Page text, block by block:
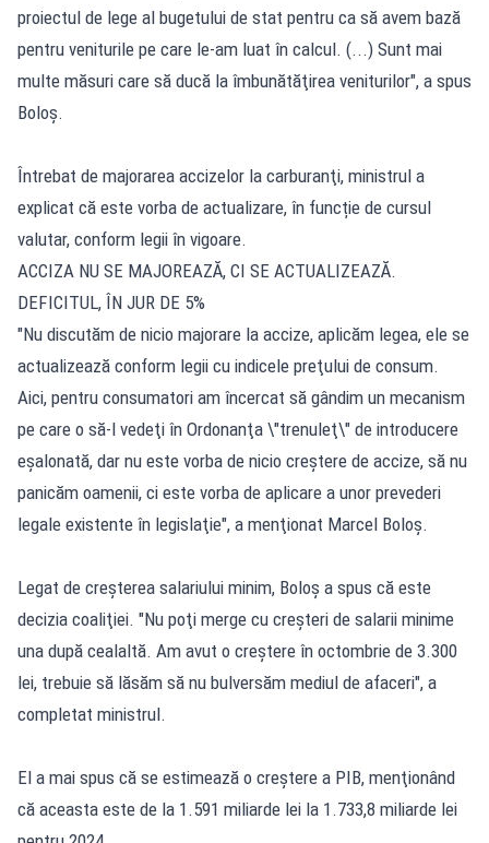
proiectul de lege al bugetului de stat pentru ca să avem bază
pentru veniturile pe care le-am luat în calcul. (...) Sunt mai
multe măsuri care să ducă la îmbunătăţirea veniturilor", a spus
Boloş.
Întrebat de majorarea accizelor la carburanţi, ministrul a
explicat că este vorba de actualizare, în funcție de cursul
valutar, conform legii în vigoare.
ACCIZA NU SE MAJOREAZĂ, CI SE ACTUALIZEAZĂ.
DEFICITUL, ÎN JUR DE 5%
"Nu discutăm de nicio majorare la accize, aplicăm legea, ele se
actualizează conform legii cu indicele preţului de consum.
Aici, pentru consumatori am încercat să gândim un mecanism
pe care o să-l vedeţi în Ordonanţa \"trenuleţ\" de introducere
eşalonată, dar nu este vorba de nicio creştere de accize, să nu
panicăm oamenii, ci este vorba de aplicare a unor prevederi
legale existente în legislaţie", a menţionat Marcel Boloş.
Legat de creşterea salariului minim, Boloş a spus că este
decizia coaliţiei. "Nu poţi merge cu creşteri de salarii minime
una după cealaltă. Am avut o creştere în octombrie de 3.300
lei, trebuie să lăsăm să nu bulversăm mediul de afaceri", a
completat ministrul.
El a mai spus că se estimează o creştere a PIB, menţionând
că aceasta este de la 1.591 miliarde lei la 1.733,8 miliarde lei